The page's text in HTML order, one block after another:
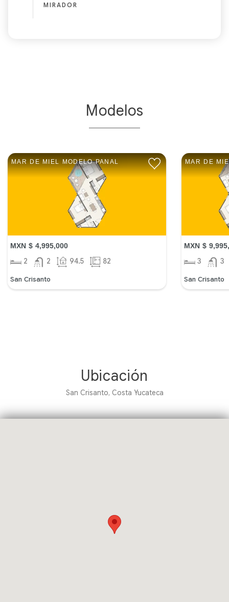
MIRADOR
Modelos
MAR DE MIEL MODELO PANAL
MXN $ 4,995,000
2 2 94.5 82
San Crisanto
MAR DE
MXN $
3 3
San Crisanto
Ubicación
San Crisanto, Costa Yucateca